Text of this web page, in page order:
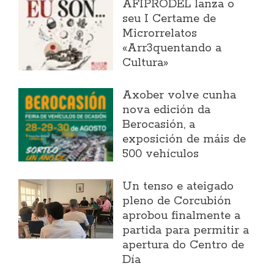
AFIPRODEL lanza o
seu I Certame de
Microrrelatos
«Arr3quentando a
Cultura»
Axober volve cunha
nova edición da
Berocasión, a
exposición de máis de
500 vehículos
Un tenso e ateigado
pleno de Corcubión
aprobou finalmente a
partida para permitir a
apertura do Centro de
Día